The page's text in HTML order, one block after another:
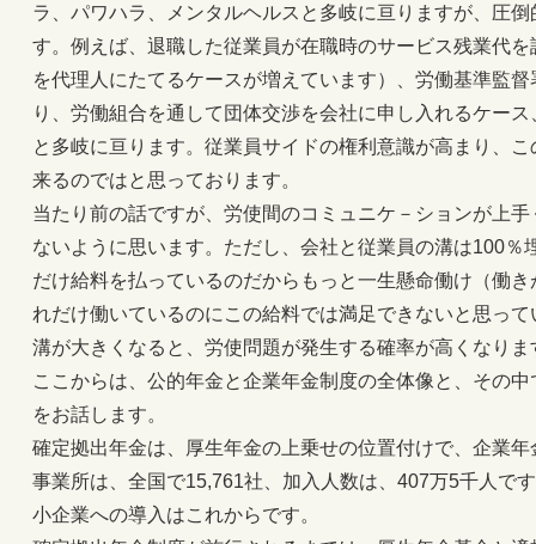
ラ、パワハラ、メンタルヘルスと多岐に亘りますが、圧
す。例えば、退職した従業員が在職時のサービス残業代
を代理人にたてるケースが増えています）、労働基準監
り、労働組合を通して団体交渉を会社に申し入れるケー
と多岐に亘ります。従業員サイドの権利意識が高まり、
来るのではと思っております。
当たり前の話ですが、労使間のコミュニケ－ションが上
ないように思います。ただし、会社と従業員の溝は100％
だけ給料を払っているのだからもっと一生懸命働け（働
れだけ働いているのにこの給料では満足できないと思っ
溝が大きくなると、労使問題が発生する確率が高くなりま
ここからは、公的年金と企業年金制度の全体像と、その
をお話します。
確定拠出年金は、厚生年金の上乗せの位置付けで、企業
事業所は、全国で15,761社、加入人数は、407万5千人で
小企業への導入はこれからです。